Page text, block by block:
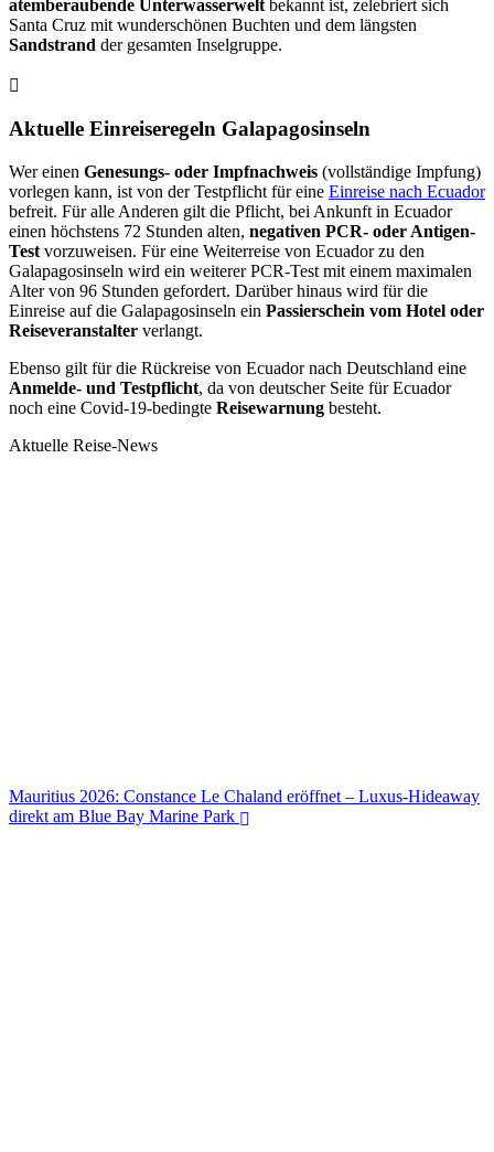
atemberaubende Unterwasserwelt bekannt ist, zelebriert sich
Santa Cruz mit wunderschönen Buchten und dem längsten
Sandstrand der gesamten Inselgruppe.
Aktuelle Einreiseregeln Galapagosinseln
Wer einen Genesungs- oder Impfnachweis (vollständige Impfung)
vorlegen kann, ist von der Testpflicht für eine Einreise nach Ecuador
befreit. Für alle Anderen gilt die Pflicht, bei Ankunft in Ecuador
einen höchstens 72 Stunden alten, negativen PCR- oder Antigen-
Test vorzuweisen. Für eine Weiterreise von Ecuador zu den
Galapagosinseln wird ein weiterer PCR-Test mit einem maximalen
Alter von 96 Stunden gefordert. Darüber hinaus wird für die
Einreise auf die Galapagosinseln ein Passierschein vom Hotel oder
Reiseveranstalter verlangt.
Ebenso gilt für die Rückreise von Ecuador nach Deutschland eine
Anmelde- und Testpflicht, da von deutscher Seite für Ecuador
noch eine Covid-19-bedingte Reisewarnung besteht.
Aktuelle Reise-News
Mauritius 2026: Constance Le Chaland eröffnet – Luxus-Hideaway
direkt am Blue Bay Marine Park